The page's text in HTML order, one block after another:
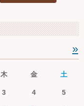
»
木 金 土
3 4 5